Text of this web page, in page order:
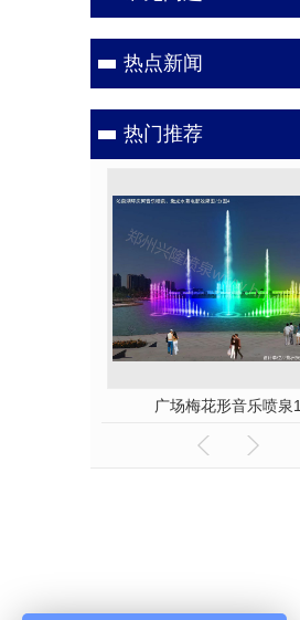
热点新闻
热门推荐
广场梅花形音乐喷泉1